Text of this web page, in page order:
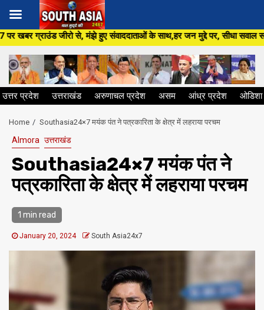
Skip
to
content
मंझे हुए संवाददाताओं के साथ,हर जन मुद्दे पर, सीधा सवाल सरकार से
उत्तर प्रदेश उत्तराखंड अरुणाचल प्रदेश असम आंध्र प्रदेश ओडिशा
Home Southasia24×7 मयंक पंत ने पत्रकारिता के क्षेत्र में लहराया परचम
Almora उत्तराखंड
Southasia24×7 मयंक पंत ने
पत्रकारिता के क्षेत्र में लहराया परचम
1 min read
January 20, 2024 South Asia24x7